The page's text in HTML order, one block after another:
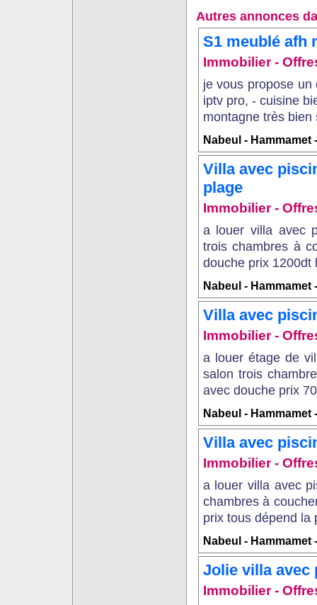
Autres annonces
S1 meublé afh
Immobilier -
je vous propose
iptv pro, - cuisine
montagne très
Nabeul - Hammamet
Villa avec
plage
Immobilier -
a louer villa avec
trois chambres à
douche prix
Nabeul - Hammamet
Villa avec
Immobilier -
a louer étage de
salon trois
avec douche prix
Nabeul - Hammamet
Villa avec
Immobilier -
a louer villa avec
chambres à
prix tous dépend la
Nabeul - Hammamet
Jolie villa avec
Immobilier -